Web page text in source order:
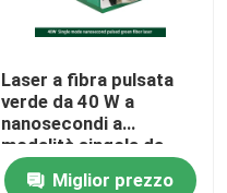
Laser a fibra pulsata
verde da 40 W a
nanosecondi a
modalità singola da
532 nm
Miglior prezzo